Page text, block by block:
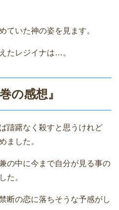
ていた神の姿を見ます。
たレジイナは…。
の感想』
躊躇なく殺すと思うけれど
ました。
の中に今まで自分が見る事の
た。
断の恋に落ちそうな予感がし